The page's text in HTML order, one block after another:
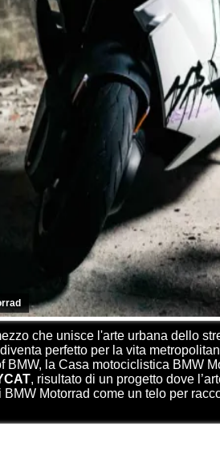
che unisce l'arte urbana dello
perfetto per la vita
BMW, la Casa motociclistica BMW
, risultato di un progetto dove
Motorrad come un telo per